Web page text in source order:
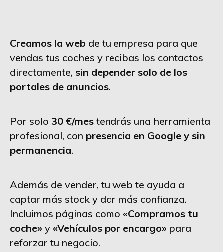
Creamos la web de tu empresa para que
vendas tus coches y recibas los contactos
directamente, sin depender solo de los
portales de anuncios.
Por solo 30 €/mes tendrás una herramienta
profesional, con presencia en Google y sin
permanencia.
Además de vender, tu web te ayuda a
captar más stock y dar más confianza.
Incluimos páginas como «Compramos tu
coche» y «Vehículos por encargo» para
reforzar tu negocio.